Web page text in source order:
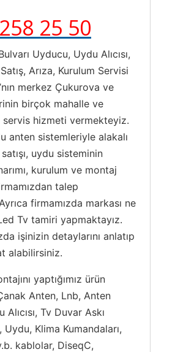
25 50
Uyducu, Uydu Alıcısı,
Arıza, Kurulum Servisi
merkez Çukurova ve
birçok mahalle ve
servis hizmeti vermekteyiz.
anten sistemleriyle alakalı
uydu sisteminin
kurulum ve montaj
talep
firmamızda markası ne
Tv tamiri yapmaktayız.
işinizin detaylarını anlatıp
alabilirsiniz.
yaptığımız ürün
Anten, Lnb, Anten
Tv Duvar Askı
Uydu, Klima Kumandaları,
kablolar, DiseqC,